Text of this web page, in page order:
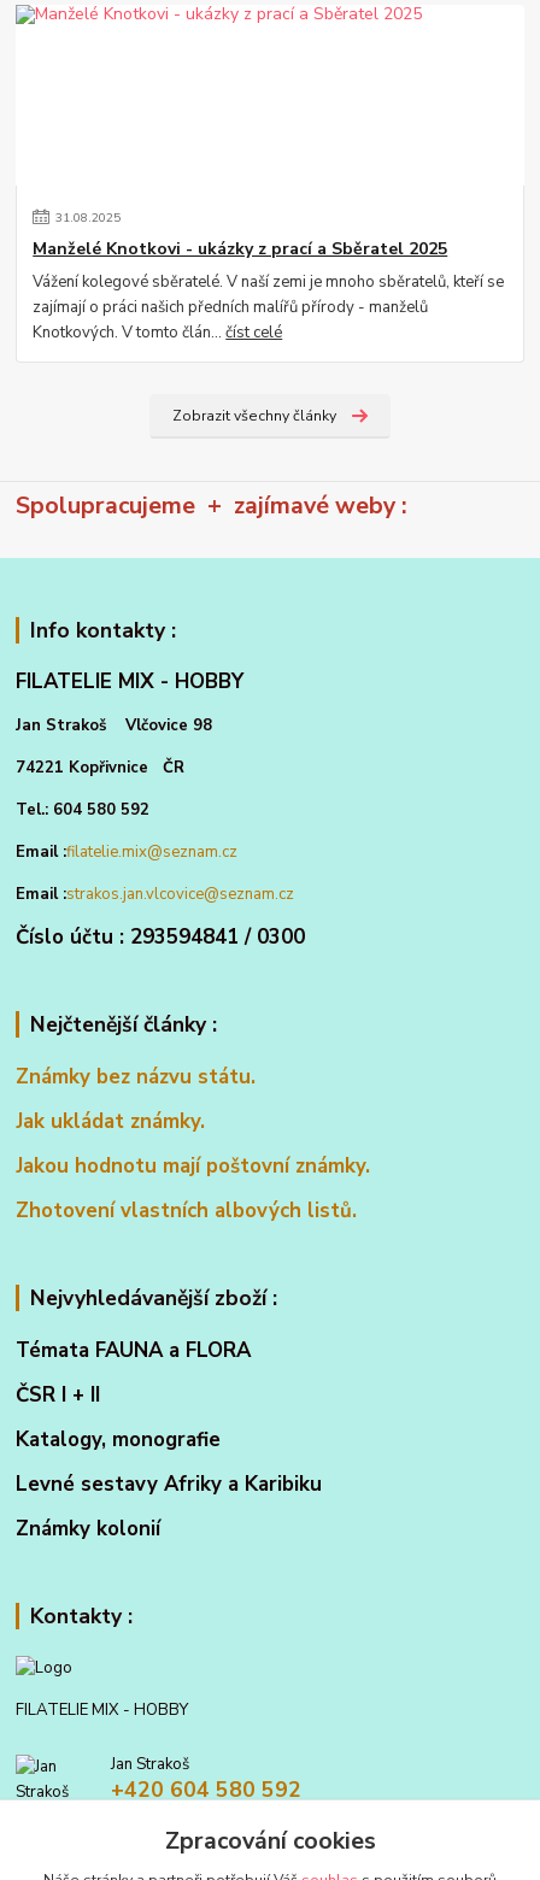
31.08.2025
Manželé Knotkovi - ukázky z prací a Sběratel 2025
Vážení kolegové sběratelé. V naší zemi je mnoho sběratelů, kteří se
zajímají o práci našich předních malířů přírody - manželů
Knotkových. V tomto člán...číst celé
Zobrazit všechny články
Spolupracujeme + zajímavé weby :
Info kontakty :
FILATELIE MIX - HOBBY
Jan Strakoš Vlčovice 98
74221 Kopřivnice ČR
Tel.: 604 580 592
Email :filatelie.mix@seznam.cz
Email :strakos.jan.vlcovice@seznam.cz
Číslo účtu : 293594841 / 0300
Nejčtenější články :
Známky bez názvu státu.
Jak ukládat známky.
Jakou hodnotu mají poštovní známky.
Zhotovení vlastních albových listů.
Nejvyhledávanější zboží :
Témata FAUNA a FLORA
ČSR I + II
Katalogy, monografie
Levné sestavy Afriky a Karibiku
Známky kolonií
Kontakty :
FILATELIE MIX - HOBBY
Jan Strakoš
+420 604 580 592
filatelie.mix@seznam.czZpracování cookies